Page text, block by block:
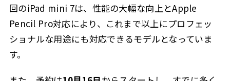
回のiPad mini 7は、性能の大幅な向上とApple
Pencil Pro対応により、これまで以上にプロフェッ
ショナルな用途にも対応できるモデルとなっていま
す。